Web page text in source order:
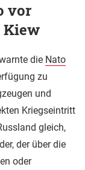
vor
Kiew
die Nato
zu
und
Kriegseintritt
gleich,
der über die
oder